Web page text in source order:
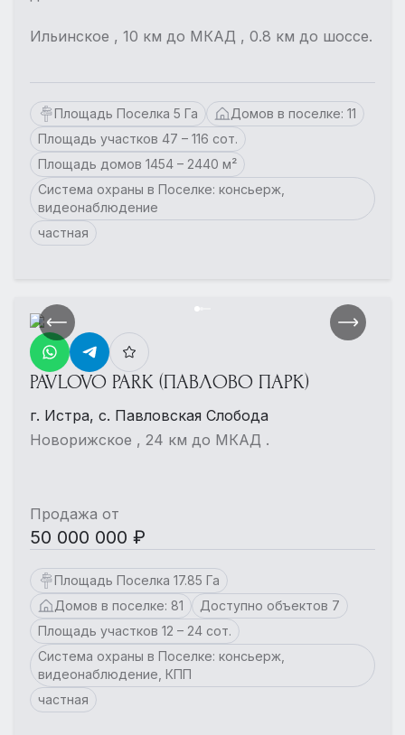
Ильинское , 10 км до МКАД , 0.8 км до шоссе.
Площадь Поселка 5 Га
Домов в поселке: 11
Площадь участков 47 – 116 сот.
Площадь домов 1454 – 2440 м²
Система охраны в Поселке: консьерж,
видеонаблюдение
частная
PAVLOVO PARK (ПАВЛОВО ПАРК)
г. Истра, с. Павловская Слобода
Новорижское , 24 км до МКАД .
Продажа от
50 000 000 ₽
Площадь Поселка 17.85 Га
Домов в поселке: 81
Доступно объектов 7
Площадь участков 12 – 24 сот.
Система охраны в Поселке: консьерж,
видеонаблюдение, КПП
частная